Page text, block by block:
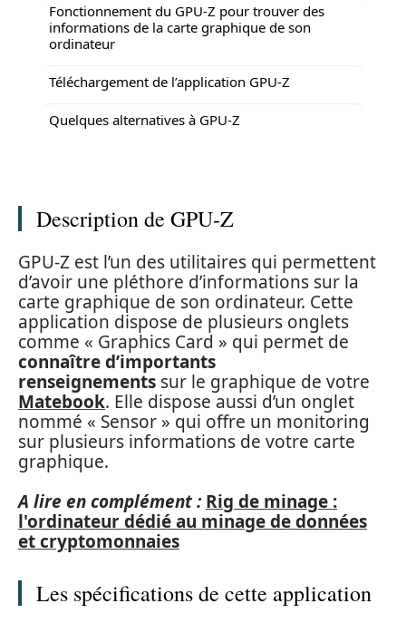
Fonctionnement du GPU-Z pour trouver des
informations de la carte graphique de son
ordinateur
Téléchargement de l’application GPU-Z
Quelques alternatives à GPU-Z
Description de GPU-Z
GPU-Z est l’un des utilitaires qui permettent
d’avoir une pléthore d’informations sur la
carte graphique de son ordinateur. Cette
application dispose de plusieurs onglets
comme « Graphics Card » qui permet de
connaître d’importants
renseignements sur le graphique de votre
Matebook. Elle dispose aussi d’un onglet
nommé « Sensor » qui offre un monitoring
sur plusieurs informations de votre carte
graphique.
A lire en complément : Rig de minage :
l'ordinateur dédié au minage de données
et cryptomonnaies
Les spécifications de cette application